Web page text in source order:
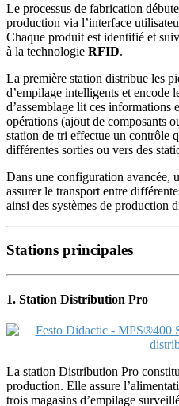
Le processus de fabrication
production via l’interface
Chaque produit est identifié et
à la technologie RFID.
La première station distribue les
d’empilage intelligents et encode
d’assemblage lit ces informations
opérations (ajout de composants
station de tri effectue un contrôle
différentes sorties ou vers des
Dans une configuration avancée,
assurer le transport entre
ainsi des systèmes de production
Stations principales
1. Station Distribution Pro
La station Distribution Pro
production. Elle assure
trois magasins d’empilage